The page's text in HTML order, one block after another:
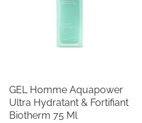
GEL Homme Aquapower
Ultra Hydratant & Fortifiant
Biotherm 75 Ml